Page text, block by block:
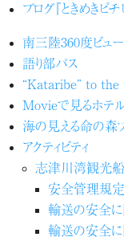
ブログ『ときめきピチ
南三陸360度ビュー
語り部バス
“Kataribe” to
Movieで見るホテ
海の見える命の森
アクティビティ
志津川湾観光船
安全管理規定
輸送の安全
輸送の安全